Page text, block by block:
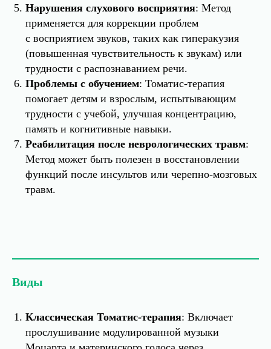
Нарушения слухового восприятия: Метод
применяется для коррекции проблем
с восприятием звуков, таких как гиперакузия
(повышенная чувствительность к звукам) или
трудности с распознаванием речи.
Проблемы с обучением: Томатис-терапия
помогает детям и взрослым, испытывающим
трудности с учебой, улучшая концентрацию,
память и когнитивные навыки.
Реабилитация после неврологических травм:
Метод может быть полезен в восстановлении
функций после инсультов или черепно-мозговых
травм.
Виды
Классическая Томатис-терапия: Включает
прослушивание модулированной музыки